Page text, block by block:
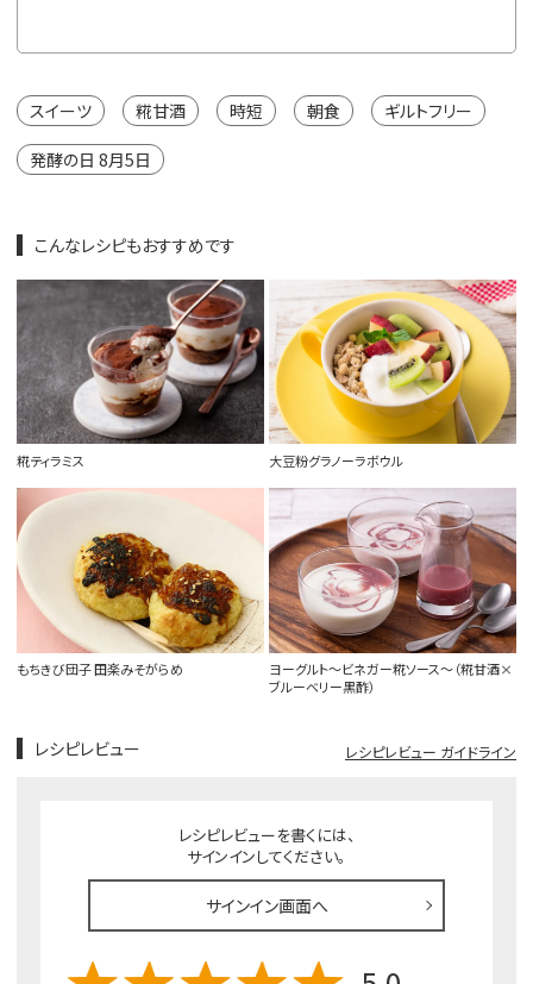
スイーツ 糀甘酒 時短 朝食 ギルトフリー
発酵の日 8月5日
こんなレシピもおすすめです
糀ティラミス 大豆粉グラノーラボウル
もちきび団子 田楽みそがらめ
ヨーグルト～ビネガー糀ソース～（糀甘酒×
ブルーベリー黒酢）
レシピレビュー レシピレビュー ガイドライン
レシピレビューを書くには、
サインインしてください。
サインイン画面へ